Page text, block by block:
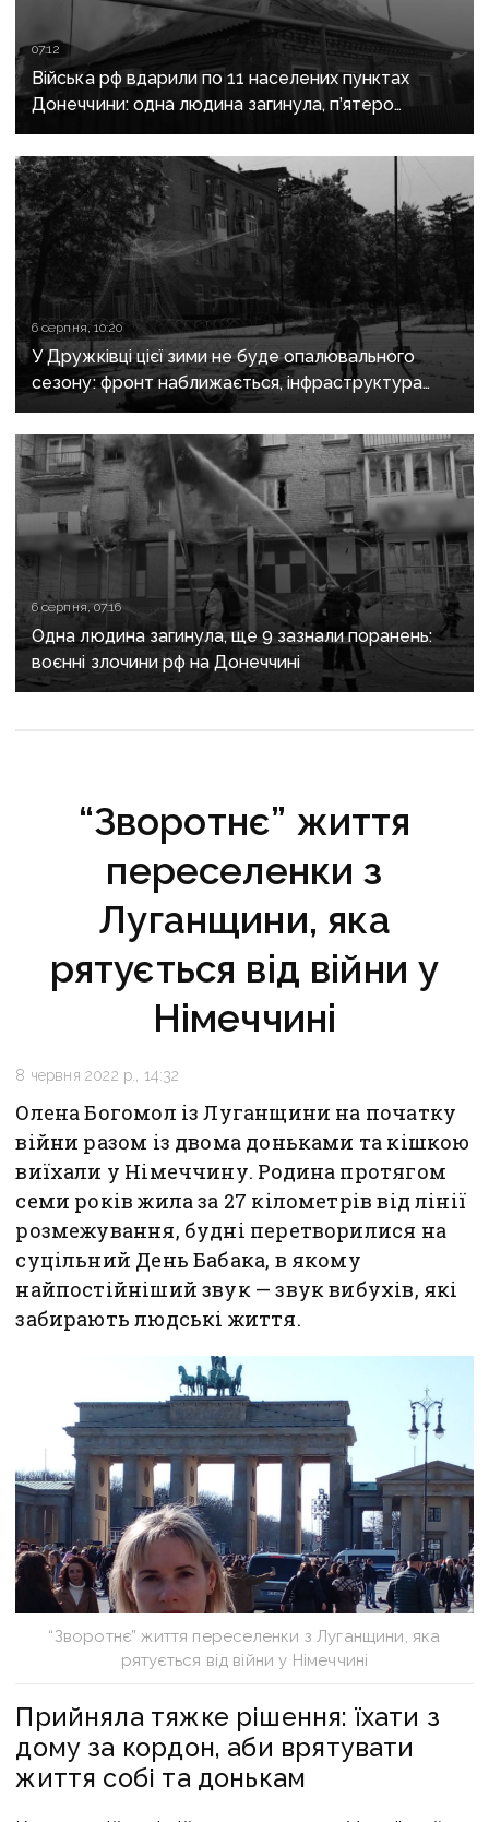
07:12
Війська рф вдарили по 11 населених пунктах
Донеччини: одна людина загинула, п’ятеро
поранені
6 серпня, 10:20
У Дружківці цієї зими не буде опалювального
сезону: фронт наближається, інфраструктура
критично зруйнована
6 серпня, 07:16
Одна людина загинула, ще 9 зазнали поранень:
воєнні злочини рф на Донеччині
“Зворотнє” життя
переселенки з
Луганщини, яка
рятується від війни у
Німеччині
8 червня 2022 р., 14:32
Олена Богомол із Луганщини на початку
війни разом із двома доньками та кішкою
виїхали у Німеччину. Родина протягом
семи років жила за 27 кілометрів від лінії
розмежування, будні перетворилися на
суцільний День Бабака, в якому
найпостійніший звук — звук вибухів, які
забирають людські життя.
“Зворотнє” життя переселенки з Луганщини, яка
рятується від війни у Німеччині
Прийняла тяжке рішення: їхати з
дому за кордон, аби врятувати
життя собі та донькам